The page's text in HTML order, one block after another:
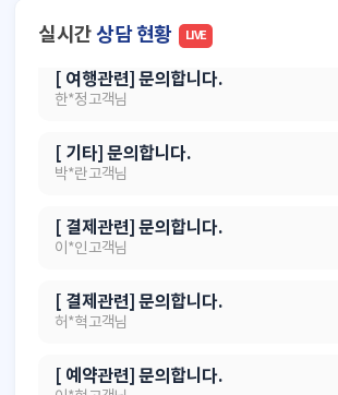
실시간상담 현황 LIVE
[ 여행관련] 문의합니다.
한*정 고객님
[ 기타] 문의합니다.
박*란 고객님
[ 결제관련] 문의합니다.
이*인 고객님
[ 결제관련] 문의합니다.
허*혁 고객님
[ 예약관련] 문의합니다.
이*현 고객님